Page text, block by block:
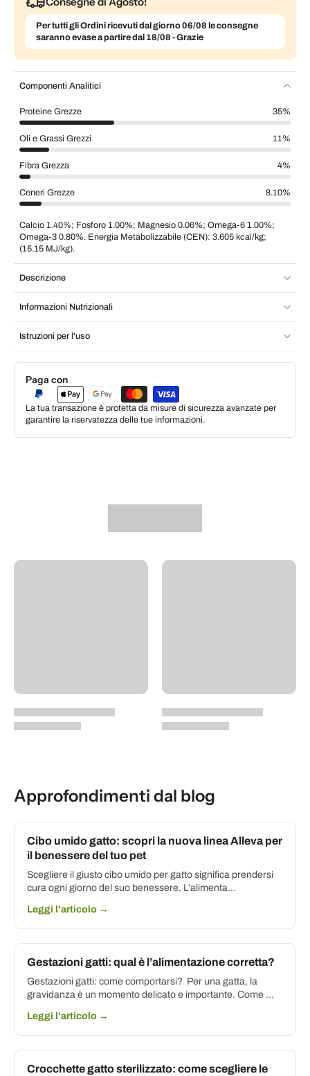
Per tutti gli Ordini ricevuti dal giorno 06/08 le consegne
saranno evase a partire dal 18/08 - Grazie
Componenti Analitici
Proteine Grezze 35%
Oli e Grassi Grezzi 11%
Fibra Grezza 4%
Ceneri Grezze 8.10%
Calcio 1.40%; Fosforo 1.00%; Magnesio 0.06%; Omega-6 1.00%;
Omega-3 0.80%. Energia Metabolizzabile (CEN): 3.605 kcal/kg;
(15.15 MJ/kg).
Descrizione
Informazioni Nutrizionali
Istruzioni per l'uso
Paga con
La tua transazione è protetta da misure di sicurezza avanzate per
garantire la riservatezza delle tue informazioni.
Approfondimenti dal blog
Cibo umido gatto: scopri la nuova linea Alleva per
il benessere del tuo pet
Scegliere il giusto cibo umido per gatto significa prendersi
cura ogni giorno del suo benessere. L’alimenta...
Leggi l'articolo →
Gestazioni gatti: qual è l’alimentazione corretta?
Gestazioni gatti: come comportarsi? Per una gatta, la
gravidanza è un momento delicato e importante. Come ...
Leggi l'articolo →
Crocchette gatto sterilizzato: come scegliere le